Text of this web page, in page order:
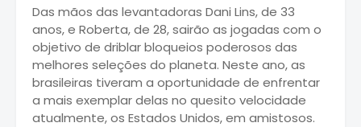
Das mãos das levantadoras Dani Lins, de 33
anos, e Roberta, de 28, sairão as jogadas com o
objetivo de driblar bloqueios poderosos das
melhores seleções do planeta. Neste ano, as
brasileiras tiveram a oportunidade de enfrentar
a mais exemplar delas no quesito velocidade
atualmente, os Estados Unidos, em amistosos.